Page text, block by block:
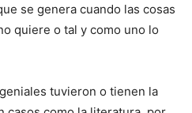
se genera cuando las cosas
quiere o tal y como uno lo
tuvieron o tienen la